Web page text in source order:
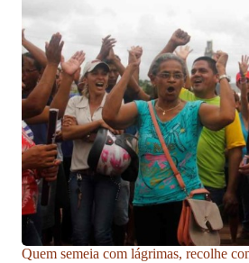
Quem semeia com lágrimas, recolhe